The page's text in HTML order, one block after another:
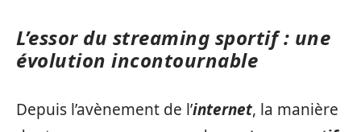
L’essor du streaming sportif : une
évolution incontournable
Depuis l’avènement de l’internet, la manière